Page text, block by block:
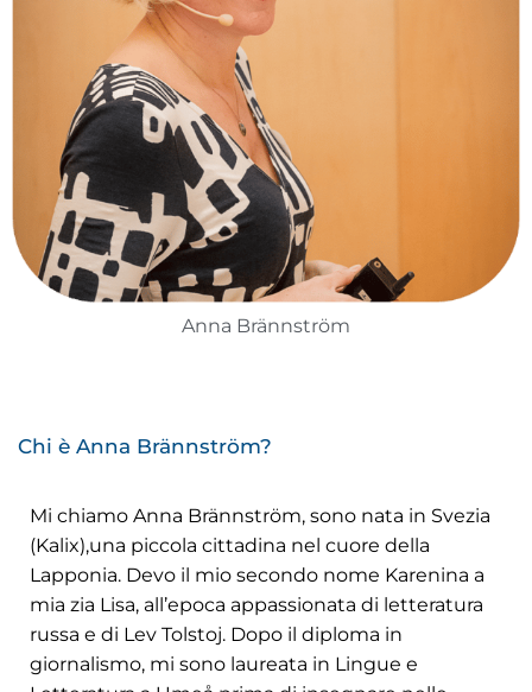
Anna Brännström
Chi è Anna Brännström?
Mi chiamo Anna Brännström, sono nata in Svezia
(Kalix),una piccola cittadina nel cuore della
Lapponia. Devo il mio secondo nome Karenina a
mia zia Lisa, all’epoca appassionata di letteratura
russa e di Lev Tolstoj. Dopo il diploma in
giornalismo, mi sono laureata in Lingue e